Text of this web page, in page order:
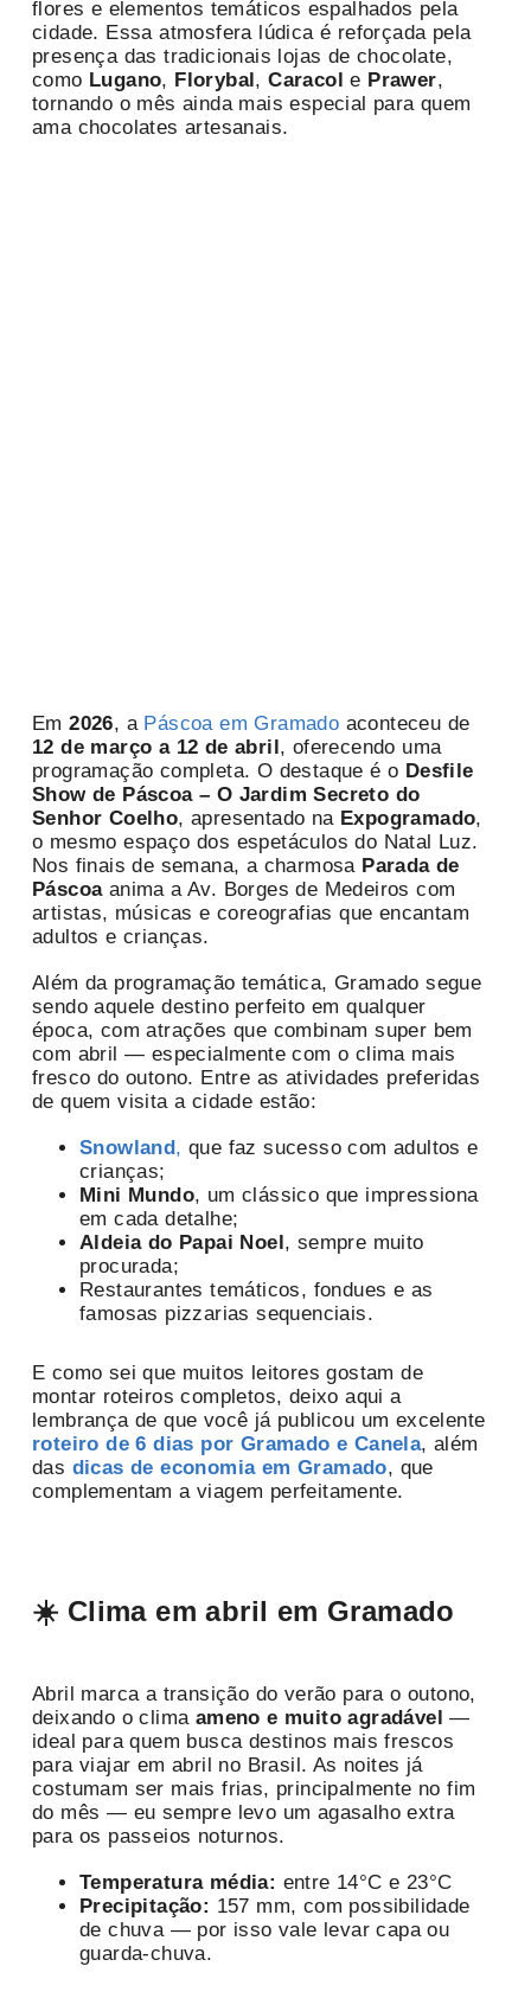
flores e elementos temáticos espalhados pela
cidade. Essa atmosfera lúdica é reforçada pela
presença das tradicionais lojas de chocolate,
como Lugano, Florybal,Caracol e Prawer,
tornando o mês ainda mais especial para quem
ama chocolates artesanais.
Em2026, a Páscoa em Gramado aconteceu de
12 de março a 12 de abril, oferecendo uma
programação completa. O destaque é o Desfile
Show de Páscoa – O Jardim Secreto do
Senhor Coelho, apresentado na Expogramado,
o mesmo espaço dos espetáculos do Natal Luz.
Nos finais de semana, a charmosa Parada de
Páscoaanima a Av. Borges de Medeiros com
artistas, músicas e coreografias que encantam
adultos e crianças.
Além da programação temática, Gramado segue
sendo aquele destino perfeito em qualquer
época, com atrações que combinam super bem
com abril — especialmente com o clima mais
fresco do outono. Entre as atividades preferidas
de quem visita a cidade estão:
Snowland, que faz sucesso com adultos e
crianças;
Mini Mundo, um clássico que impressiona
em cada detalhe;
Aldeia do Papai Noel, sempre muito
procurada;
Restaurantes temáticos, fondues e as
famosas pizzarias sequenciais.
E como sei que muitos leitores gostam de
montar roteiros completos, deixo aqui a
lembrança de que você já publicou um excelente
roteiro de 6 dias por Gramado e Canela, além
das dicas de economia em Gramado, que
complementam a viagem perfeitamente.
☀️ Clima em abril em Gramado
Abril marca a transição do verão para o outono,
deixando o clima ameno e muito agradável —
ideal para quem busca destinos mais frescos
para viajar em abril no Brasil. As noites já
costumam ser mais frias, principalmente no fim
do mês — eu sempre levo um agasalho extra
para os passeios noturnos.
Temperatura média: entre 14°C e 23°C
Precipitação: 157 mm, com possibilidade
de chuva — por isso vale levar capa ou
guarda-chuva.